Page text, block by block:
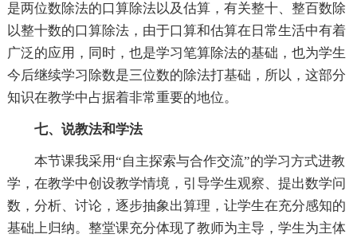
是两位数除法的口算除法以及估算，有关整十、整百数除
以整十数的口算除法，由于口算和估算在日常生活中有着
广泛的应用，同时，也是学习笔算除法的基础，也为学生
今后继续学习除数是三位数的除法打基础，所以，这部分
知识在教学中占据着非常重要的地位。
七、说教法和学法
本节课我采用“自主探索与合作交流”的学习方式进教
学，在教学中创设教学情境，引导学生观察、提出数学问
数，分析、讨论，逐步抽象出算理，让学生在充分感知的
基础上归纳。整堂课充分体现了教师为主导，学生为主体